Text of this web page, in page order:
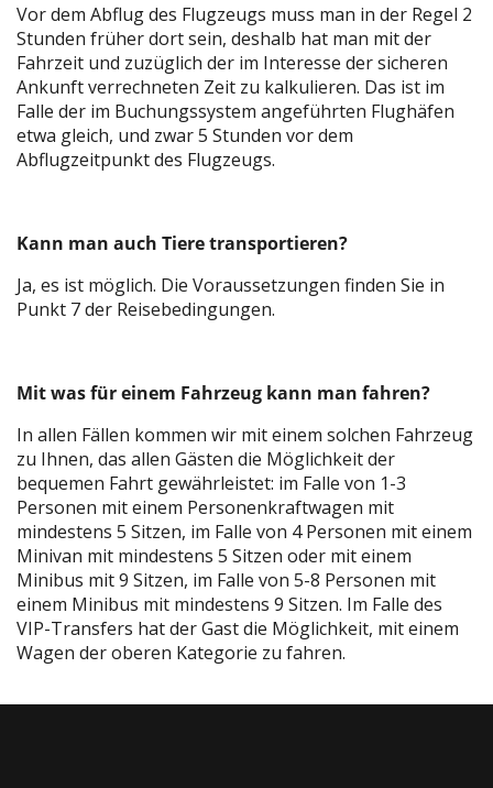
Vor dem Abflug des Flugzeugs muss man in der Regel 2
Stunden früher dort sein, deshalb hat man mit der
Fahrzeit und zuzüglich der im Interesse der sicheren
Ankunft verrechneten Zeit zu kalkulieren. Das ist im
Falle der im Buchungssystem angeführten Flughäfen
etwa gleich, und zwar 5 Stunden vor dem
Abflugzeitpunkt des Flugzeugs.
Kann man auch Tiere transportieren?
Ja, es ist möglich. Die Voraussetzungen finden Sie in
Punkt 7 der Reisebedingungen.
Mit was für einem Fahrzeug kann man fahren?
In allen Fällen kommen wir mit einem solchen Fahrzeug
zu Ihnen, das allen Gästen die Möglichkeit der
bequemen Fahrt gewährleistet: im Falle von 1-3
Personen mit einem Personenkraftwagen mit
mindestens 5 Sitzen, im Falle von 4 Personen mit einem
Minivan mit mindestens 5 Sitzen oder mit einem
Minibus mit 9 Sitzen, im Falle von 5-8 Personen mit
einem Minibus mit mindestens 9 Sitzen. Im Falle des
VIP-Transfers hat der Gast die Möglichkeit, mit einem
Wagen der oberen Kategorie zu fahren.